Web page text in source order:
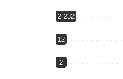
2٬232
12
2